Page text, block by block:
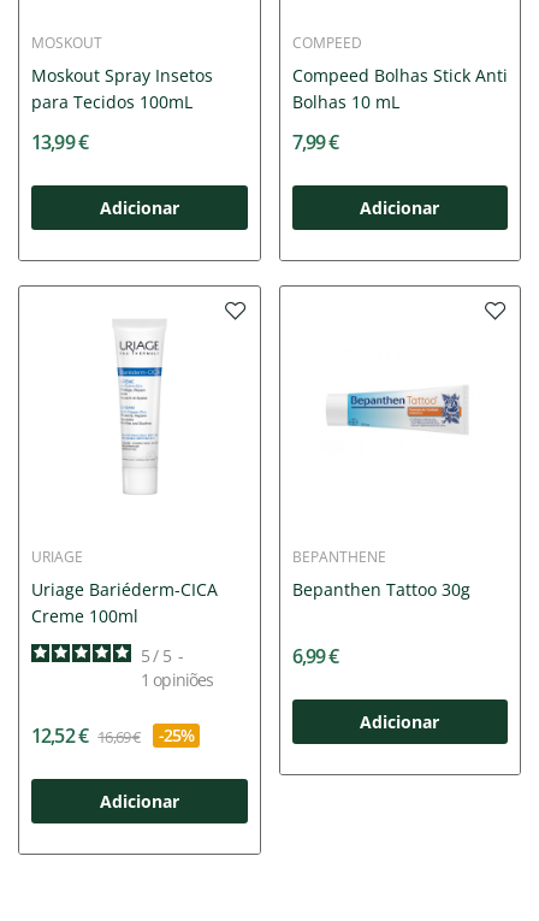
MOSKOUT
Moskout Spray Insetos
para Tecidos 100mL
13,99 €
Adicionar
COMPEED
Compeed Bolhas Stick Anti
Bolhas 10 mL
7,99 €
Adicionar
URIAGE
Uriage Bariéderm-CICA
Creme 100ml
5/ 5 -
1 opiniões
12,52 € 16,69 € -25%
Adicionar
BEPANTHENE
Bepanthen Tattoo 30g
6,99 €
Adicionar